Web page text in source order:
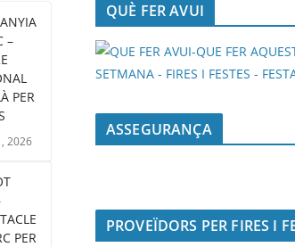
–
PER
2026
PER
QUÈ FER AVUI
ASSEGURANÇA
PROVEÏDORS PER FIRES I